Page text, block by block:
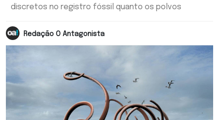
discretos no registro fóssil quanto os polvos
Redação O Antagonista